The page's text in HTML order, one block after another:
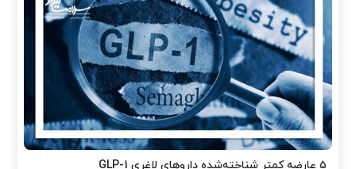
۵ عارضه کمتر شناخته‌شده داروهای لاغری GLP-1